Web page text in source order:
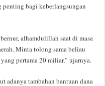
bagi keberlangsungan
alhamdulillah saat di masa
Minta tolong sama beliau
pertama 20 miliar,” ujarnya.
adanya tambahan bantuan dana